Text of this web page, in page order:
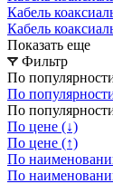
Кабель
Кабель
Показать еще
Фильтр
По
По
По
По цене (↓)
По цене (↑)
По
По